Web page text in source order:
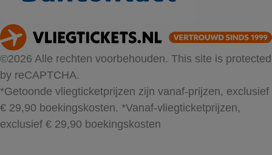
©2026 Alle rechten voorbehouden. This site is protected
by reCAPTCHA.
*Getoonde vliegticketprijzen zijn vanaf-prijzen, exclusief
€ 29,90 boekingskosten. *Vanaf-vliegticketprijzen,
exclusief € 29,90 boekingskosten